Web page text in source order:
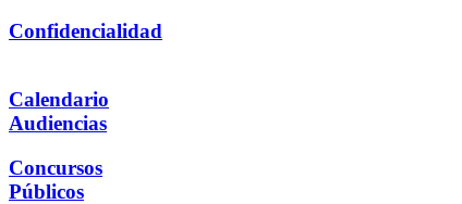
Confidencialidad
Calendario
Audiencias
Concursos
Públicos